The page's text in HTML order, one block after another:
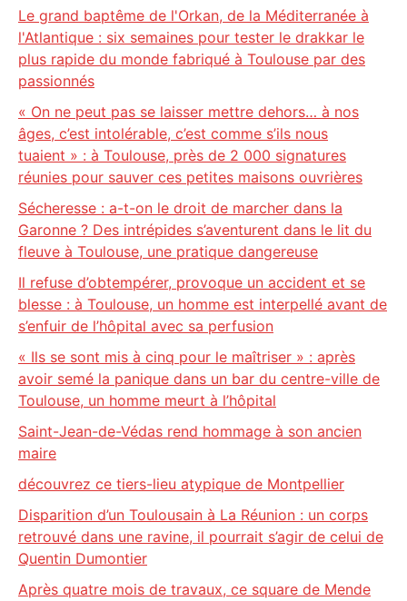
Le grand baptême de l'Orkan, de la Méditerranée à
l'Atlantique : six semaines pour tester le drakkar le
plus rapide du monde fabriqué à Toulouse par des
passionnés
« On ne peut pas se laisser mettre dehors… à nos
âges, c’est intolérable, c’est comme s’ils nous
tuaient » : à Toulouse, près de 2 000 signatures
réunies pour sauver ces petites maisons ouvrières
Sécheresse : a-t-on le droit de marcher dans la
Garonne ? Des intrépides s’aventurent dans le lit du
fleuve à Toulouse, une pratique dangereuse
Il refuse d’obtempérer, provoque un accident et se
blesse : à Toulouse, un homme est interpellé avant de
s’enfuir de l’hôpital avec sa perfusion
« Ils se sont mis à cinq pour le maîtriser » : après
avoir semé la panique dans un bar du centre-ville de
Toulouse, un homme meurt à l’hôpital
Saint-Jean-de-Védas rend hommage à son ancien
maire
découvrez ce tiers-lieu atypique de Montpellier
Disparition d’un Toulousain à La Réunion : un corps
retrouvé dans une ravine, il pourrait s’agir de celui de
Quentin Dumontier
Après quatre mois de travaux, ce square de Mende